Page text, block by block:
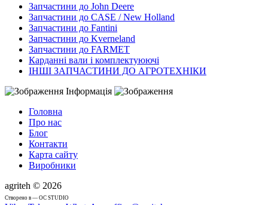
Запчастини до John Deere
Запчастини до CASE / New Holland
Запчастини до Fantini
Запчастини до Kverneland
Запчастини до FARMET
Карданні вали і комплектуюючі
ІНШІ ЗАПЧАСТИНИ ДО АГРОТЕХНІКИ
Інформація
Головна
Про нас
Блог
Контакти
Карта сайту
Виробники
agriteh © 2026
Cтворено в — OC STUDIO